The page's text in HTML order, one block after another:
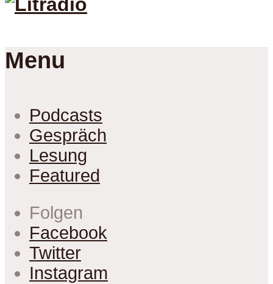
Menu
Podcasts
Gespräch
Lesung
Featured
Folgen
Facebook
Twitter
Instagram